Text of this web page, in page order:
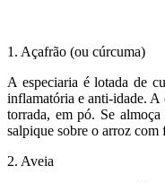
1. Açafrão (ou cúrcuma)
A especiaria é lotada de
inflamatória e anti-idade. A
torrada, em pó. Se
salpique sobre o arroz com
2. Aveia